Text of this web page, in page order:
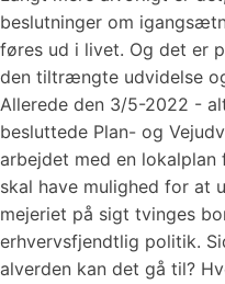
beslutninger om
føres ud i livet. Og det er
den tiltrængte udvidelse
Allerede den 3/5-2022 -
besluttede Plan- og
arbejdet med en lokalplan
skal have mulighed for at
mejeriet på sigt tvinges
erhvervsfjendtlig politik.
alverden kan det gå til?